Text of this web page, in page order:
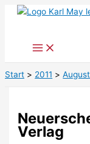
Zum
Start 2011 August
Verlag